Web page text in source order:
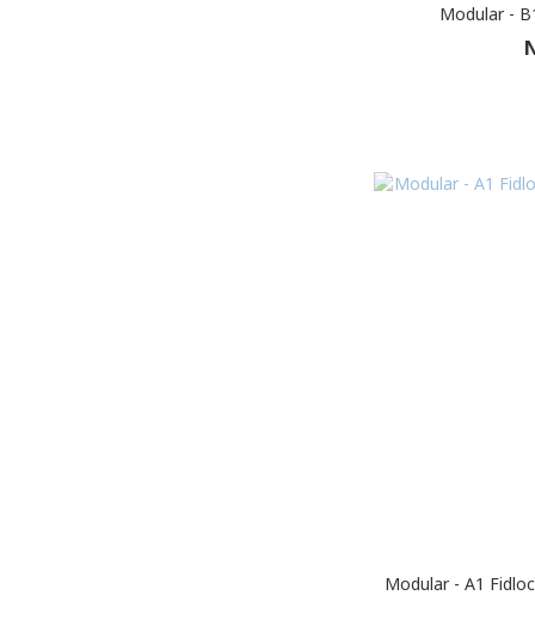
Modular -
Modular - A1